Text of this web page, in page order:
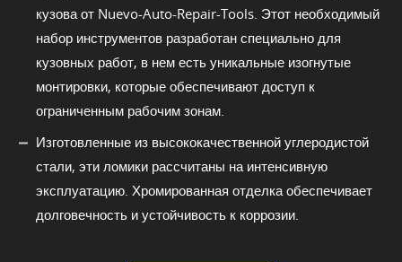
кузова от Nuevo-Auto-Repair-Tools. Этот необходимый
набор инструментов разработан специально для
кузовных работ, в нем есть уникальные изогнутые
монтировки, которые обеспечивают доступ к
ограниченным рабочим зонам.
Изготовленные из высококачественной углеродистой
стали, эти ломики рассчитаны на интенсивную
эксплуатацию. Хромированная отделка обеспечивает
долговечность и устойчивость к коррозии.